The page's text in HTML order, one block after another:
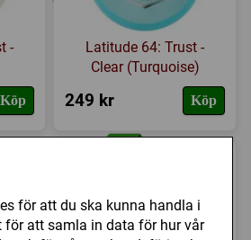
för att du ska kunna handla i
för att samla in data för hur vår
-
Köp
Latitude 64: Trust -
Clear (Turquoise)
249 kr Köp